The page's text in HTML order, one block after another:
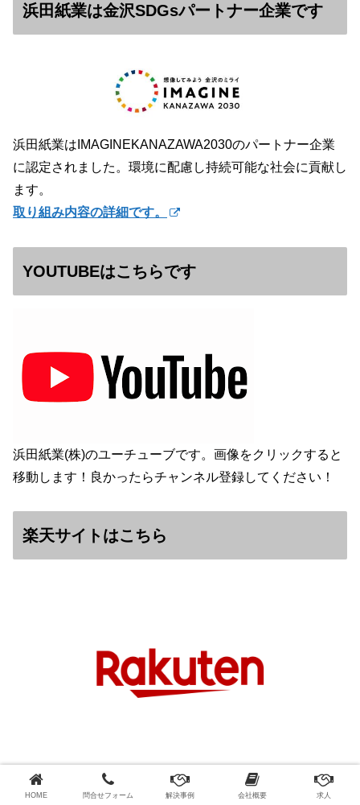
浜田紙業は金沢SDGsパートナー企業です
浜田紙業はIMAGINEKANAZAWA2030のパートナー企業
に認定されました。環境に配慮し持続可能な社会に貢献し
ます。
取り組み内容の詳細です。
YOUTUBEはこちらです
浜田紙業(株)のユーチューブです。画像をクリックすると
移動します！良かったらチャンネル登録してください！
楽天サイトはこちら
楽天ショップはこちらです。2020年５月より楽天ショッ
HOME 問合せフォーム 解決事例 会社概要 求人